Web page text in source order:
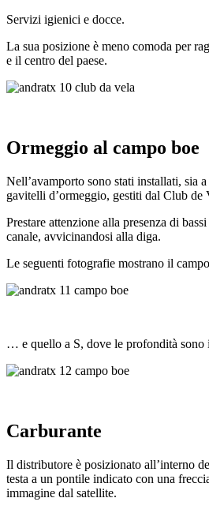
Servizi igienici e docce.
La sua posizione è meno comoda per
e il centro del paese.
Ormeggio al campo boe
Nell’avamporto sono stati installati, sia
gavitelli d’ormeggio, gestiti dal Club de
Prestare attenzione alla presenza di
canale, avvicinandosi alla diga.
Le seguenti fotografie mostrano il
… e quello a S, dove le profondità sono
Carburante
Il distributore è posizionato all’interno
testa a un pontile indicato con una
immagine dal satellite.